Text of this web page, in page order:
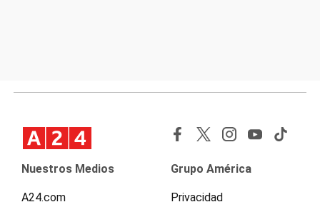
Nuestros Medios
A24.com
Grupo América
Privacidad